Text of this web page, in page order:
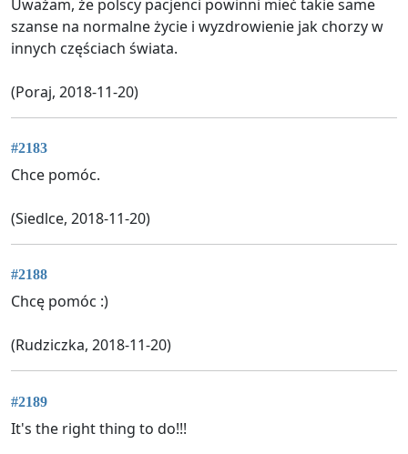
Uważam, że polscy pacjenci powinni mieć takie same
szanse na normalne życie i wyzdrowienie jak chorzy w
innych częściach świata.
(Poraj, 2018-11-20)
#2183
Chce pomóc.
(Siedlce, 2018-11-20)
#2188
Chcę pomóc :)
(Rudziczka, 2018-11-20)
#2189
It's the right thing to do!!!